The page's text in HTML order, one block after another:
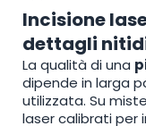
Incisione
dettagli
La qualità di una
dipende in larga
utilizzata. Su
laser calibrati per